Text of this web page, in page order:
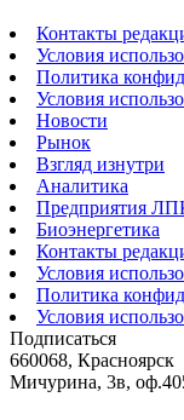
Контакты
Условия
Политика
Условия
Новости
Рынок
Взгляд изнутри
Аналитика
Предприятия
Биоэнергетика
Контакты
Условия
Политика
Условия
Подписаться
660068, Красноярск
Мичурина, 3в,